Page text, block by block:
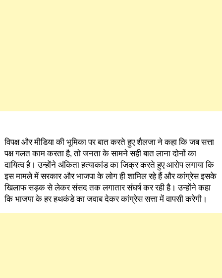
विपक्ष और मीडिया की भूमिका पर बात करते हुए शैलजा ने कहा कि जब सत्ता
पक्ष गलत काम करता है, तो जनता के सामने सही बात लाना दोनों का
दायित्व है। उन्होंने अंकिता हत्याकांड का जिक्र करते हुए आरोप लगाया कि
इस मामले में सरकार और भाजपा के लोग ही शामिल रहे हैं और कांग्रेस इसके
खिलाफ सड़क से लेकर संसद तक लगातार संघर्ष कर रही है। उन्होंने कहा
कि भाजपा के हर हथकंडे का जवाब देकर कांग्रेस सत्ता में वापसी करेगी।